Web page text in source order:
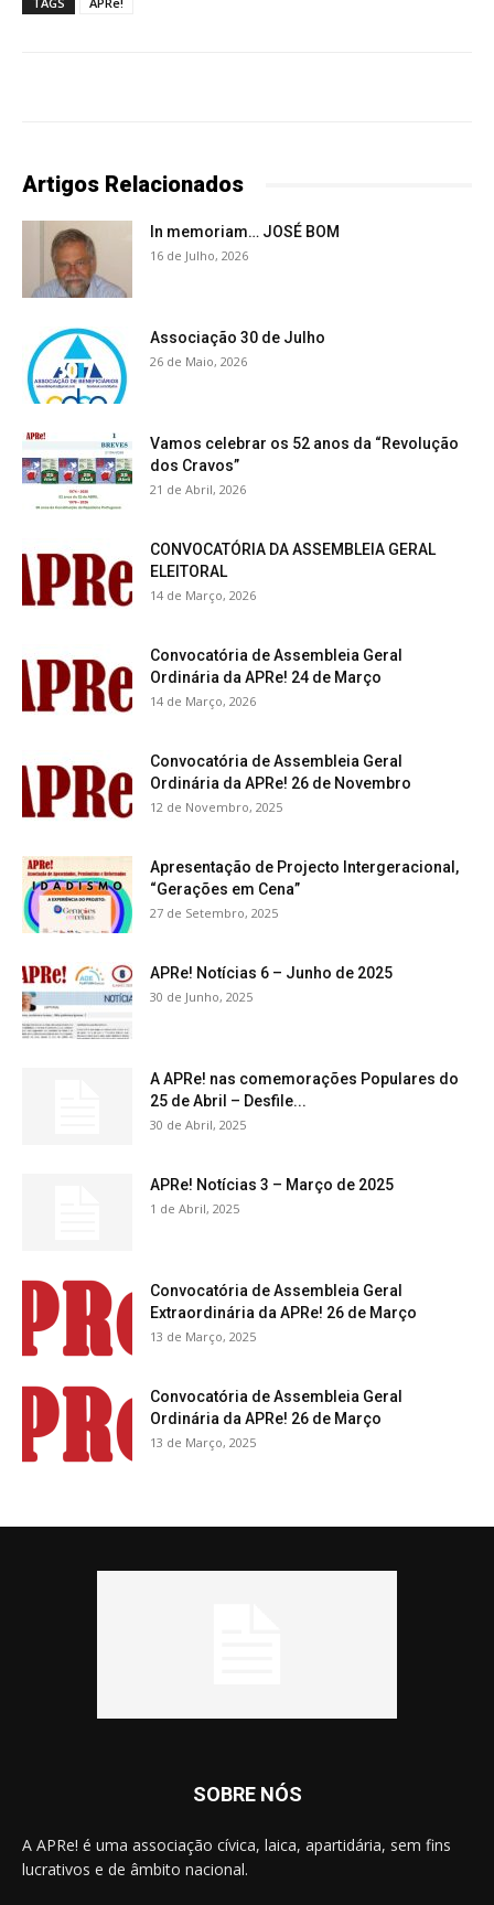
Artigos Relacionados
In memoriam… JOSÉ BOM
16 de Julho, 2026
Associação 30 de Julho
26 de Maio, 2026
Vamos celebrar os 52 anos da “Revolução
dos Cravos”
21 de Abril, 2026
CONVOCATÓRIA DA ASSEMBLEIA GERAL
ELEITORAL
14 de Março, 2026
Convocatória de Assembleia Geral
Ordinária da APRe! 24 de Março
14 de Março, 2026
Convocatória de Assembleia Geral
Ordinária da APRe! 26 de Novembro
12 de Novembro, 2025
Apresentação de Projecto Intergeracional,
“Gerações em Cena”
27 de Setembro, 2025
APRe! Notícias 6 – Junho de 2025
30 de Junho, 2025
A APRe! nas comemorações Populares do
25 de Abril – Desfile...
30 de Abril, 2025
APRe! Notícias 3 – Março de 2025
1 de Abril, 2025
Convocatória de Assembleia Geral
Extraordinária da APRe! 26 de Março
13 de Março, 2025
Convocatória de Assembleia Geral
Ordinária da APRe! 26 de Março
13 de Março, 2025
SOBRE NÓS
A APRe! é uma associação cívica, laica, apartidária, sem fins
lucrativos e de âmbito nacional.